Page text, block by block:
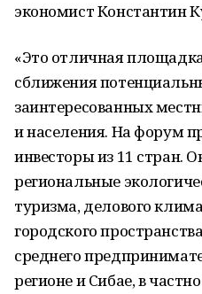
экономист Константин
«Это отличная
сближения
заинтересованных
и населения. На форум
инвесторы из 11 стран.
региональные
туризма, делового
городского
среднего
регионе и Сибае, в